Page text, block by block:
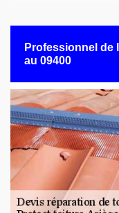
Professionnel de
au 09400